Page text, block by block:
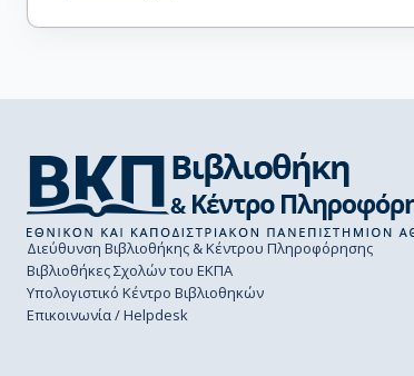
Διεύθυνση Βιβλιοθήκης & Κέντρου Πληροφόρησης
Βιβλιοθήκες Σχολών του ΕΚΠΑ
Υπολογιστικό Κέντρο Βιβλιοθηκών
Επικοινωνία / Helpdesk